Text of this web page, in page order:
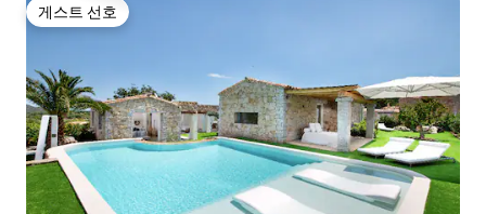
게스트 선호
게스트 선호